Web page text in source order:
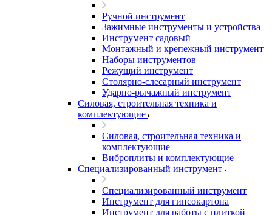
Ручной инструмент
Зажимные инструменты и устройства
Инструмент садовый
Монтажный и крепежный инструмент
Наборы инструментов
Режущий инструмент
Столярно-слесарный инструмент
Ударно-рычажный инструмент
Силовая, строительная техника и
комплектующие
Силовая, строительная техника и
комплектующие
Виброплиты и комплектующие
Специализированный инструмент
Специализированный инструмент
Инструмент для гипсокартона
Инструмент для работы с плиткой